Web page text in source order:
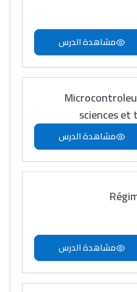
مشاهدة الدرس
sciences
مشاهدة الدرس
مشاهدة الدرس